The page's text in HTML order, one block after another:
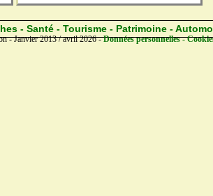
- Santé - Tourisme - Patrimoine -
- Janvier 2013 / avril 2026 -Données personnelles -